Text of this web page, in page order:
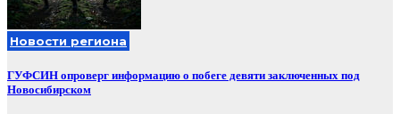
Новости региона
ГУФСИН опроверг информацию о побеге девяти заключенных под
Новосибирском